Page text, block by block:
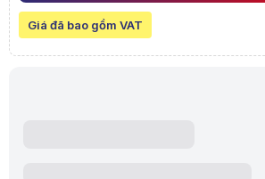
Chế độ: 1 người chơi - Nhiều
Mô tả sản phẩm
Lưu ý:
Bài viết và hình ảnh mang tính tham
Giá đã bao gồm VAT